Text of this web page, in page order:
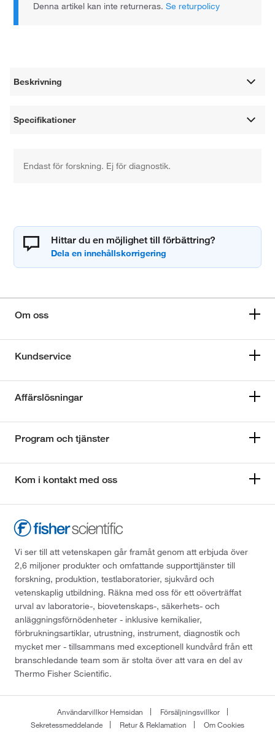
Denna artikel kan inte returneras.Se returpolicy
Beskrivning
Specifikationer
Endast för forskning. Ej för diagnostik.
Hittar du en möjlighet till förbättring?
Om oss
Kundservice
Affärslösningar
Program och tjänster
Kom i kontakt med oss
Vi ser till att vetenskapen går framåt genom att erbjuda över
2,6 miljoner produkter och omfattande supporttjänster till
forskning, produktion, testlaboratorier, sjukvård och
vetenskaplig utbildning. Räkna med oss för ett oöverträffat
urval av laboratorie-, biovetenskaps-, säkerhets- och
anläggningsförnödenheter - inklusive kemikalier,
förbrukningsartiklar, utrustning, instrument, diagnostik och
mycket mer - tillsammans med exceptionell kundvård från ett
branschledande team som är stolta över att vara en del av
Thermo Fisher Scientific.
Användarvillkor Hemsidan
Försäljningsvillkor
Sekretessmeddelande
Retur & Reklamation Om Cookies